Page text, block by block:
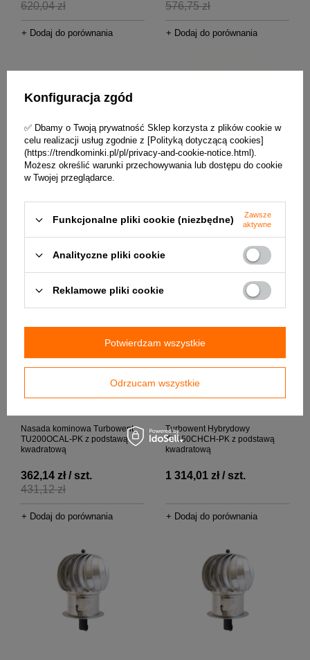
620,04 zł
+ Dodaj do porównania
576,75 zł
+ Dodaj do porównania
CHWILOWO NIEDOSTĘPNY
+ Dodaj do porównania
W PROMOCJI
+ Dodaj do porównania
Nasada kominowa Turbowent
TU200OCAL-PK z podstawą
kwadratową
431,12 zł
362,14 zł / szt.
+ Dodaj do porównania
Turbowent Hybrydowy
TH150CHCH-PK z podstawą
kwadratową
1 314,01 zł / szt.
+ Dodaj do porównania
Konfiguracja zgód
✅ Dbamy o Twoją prywatność Sklep korzysta z plików cookie w
celu realizacji usług zgodnie z [Polityką dotyczącą cookies]
(https://trendkominki.pl/pl/privacy-and-cookie-notice.html).
Możesz określić warunki przechowywania lub dostępu do cookie
w Twojej przeglądarce.
Funkcjonalne pliki cookie (niezbędne)
Zawsze
aktywne
Analityczne pliki cookie
Reklamowe pliki cookie
Odrzucam wszystkie
Potwierdzam wszystkie